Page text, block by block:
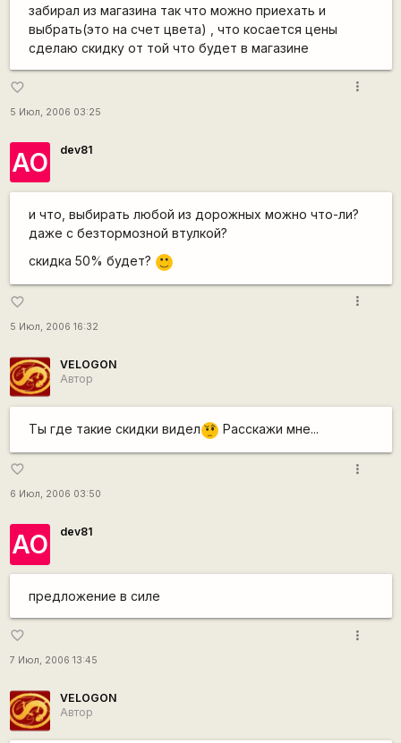
забирал из магазина так что можно приехать и
выбрать(это на счет цвета) , что косается цены
сделаю скидку от той что будет в магазине
favorite_border
5 Июл, 2006 03:25
more_vert
АО dev81
и что, выбирать любой из дорожных можно что-ли?
даже с безтормозной втулкой?
скидка 50% будет?
:)
favorite_border
5 Июл, 2006 16:32
more_vert
VELOGON
Автор
Ты где такие скидки видел??? Расскажи мне...
favorite_border
6 Июл, 2006 03:50
more_vert
АО dev81
предложение в силе
favorite_border
7 Июл, 2006 13:45
more_vert
VELOGON
Автор